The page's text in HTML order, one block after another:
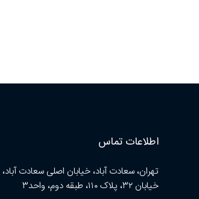
اطلاعات تماس
تهران، سعادت آباد، خیابان اصلی سعادت آباد،
خیابان ۳۲، پلاک ۱۱۰، طبقه دوم، واحد۳